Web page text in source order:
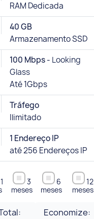
RAM Dedicada
40 GB
Armazenamento SSD
100 Mbps - Looking
Glass
Até 1Gbps
Tráfego
Ilimitado
1 Endereço IP
até 256 Endereços IP
1
3
meses
6
meses
12
meses
Economize: